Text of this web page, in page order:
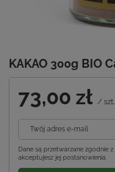
KAKAO 300g BIO
73,00 zł / szt.
Twój adres e-mail
Dane są przetwarzane zgodnie z
akceptujesz jej postanowienia.